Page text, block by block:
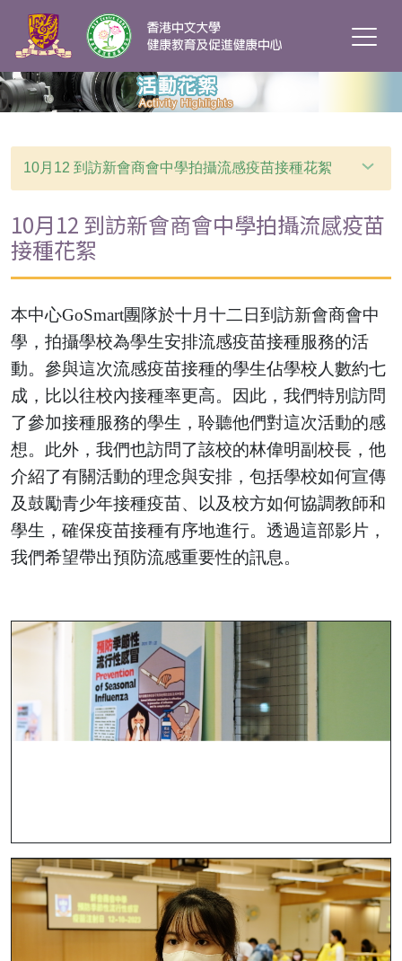
10月12 到訪新會商會中學拍攝流感疫苗接種花絮
10月12 到訪新會商會中學拍攝流感疫苗
接種花絮
本中心GoSmart團隊於十月十二日到訪新會商會中
學，拍攝學校為學生安排流感疫苗接種服務的活
動。參與這次流感疫苗接種的學生佔學校人數約七
成，比以往校內接種率更高。因此，我們特別訪問
了參加接種服務的學生，聆聽他們對這次活動的感
想。此外，我們也訪問了該校的林偉明副校長，他
介紹了有關活動的理念與安排，包括學校如何宣傳
及鼓勵青少年接種疫苗、以及校方如何協調教師和
學生，確保疫苗接種有序地進行。透過這部影片，
我們希望帶出預防流感重要性的訊息。